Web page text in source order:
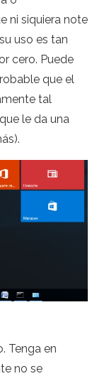
ni siquiera note
uso es tan
cero. Puede
que el
tal
le da una
Tenga en
no se